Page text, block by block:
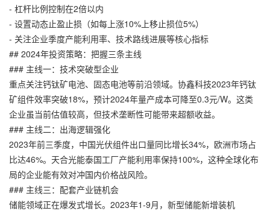
- 杠杆比例控制在2倍以内
- 设置动态止盈止损（如每上涨10%上移止损位5%）
- 关注企业季度产能利用率、技术路线进展等核心指标
## 2024年投资策略：把握三条主线
### 主线一：技术突破型企业
重点关注钙钛矿电池、固态电池等前沿领域。协鑫科技2023年钙钛
矿组件效率突破18%，预计2024年量产成本可降至0.3元/W。这类
企业虽当前估值较高，但技术垄断性可能带来超额收益。
### 主线二：出海逻辑强化
2023年前三季度，中国光伏组件出口量同比增长34%，欧洲市场占
比达46%。天合光能泰国工厂产能利用率保持100%，这种全球化布
局的企业能有效对冲国内价格战风险。
### 主线三：配套产业链机会
储能领域正在爆发式增长。2023年1-9月，新型储能新增装机